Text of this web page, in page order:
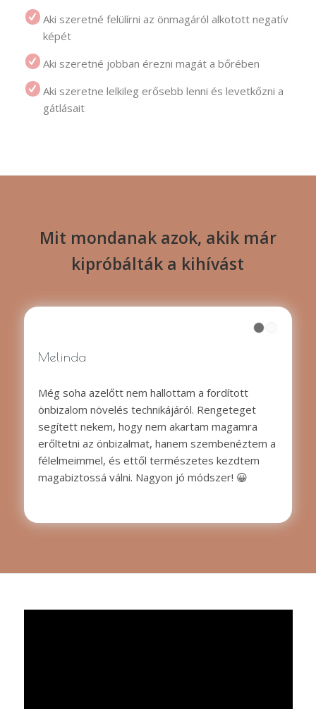
Aki szeretné felülírni az önmagáról alkotott negatív
képét
Aki szeretné jobban érezni magát a bőrében
Aki szeretne lelkileg erősebb lenni és levetkőzni a
gátlásait
Mit mondanak azok, akik már
kipróbálták a kihívást
Melinda
Még soha azelőtt nem hallottam a fordított
önbizalom növelés technikájáról. Rengeteget
segített nekem, hogy nem akartam magamra
erőltetni az önbizalmat, hanem szembenéztem a
félelmeimmel, és ettől természetes kezdtem
magabiztossá válni. Nagyon jó módszer! 😀